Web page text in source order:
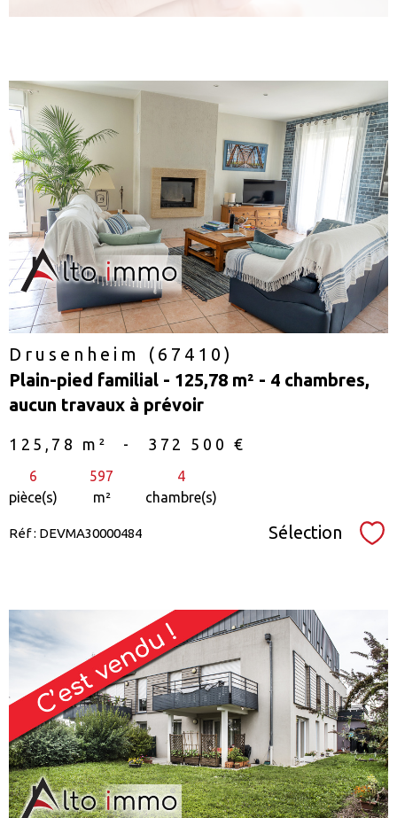
voir le
bien
Drusenheim (67410)
Plain-pied familial - 125,78 m² - 4 chambres,
aucun travaux à prévoir
125,78 m² - 372 500 €
6
pièce(s)
597
m²
4
chambre(s)
Réf : DEVMA30000484 Sélection
voir le
bien